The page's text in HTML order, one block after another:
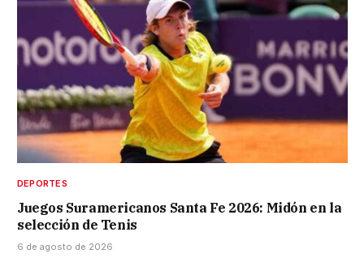
DEPORTES
Juegos Suramericanos Santa Fe 2026: Midón en la
selección de Tenis
6 de agosto de 2026